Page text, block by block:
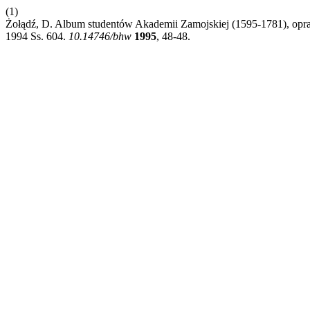
(1)
Żołądź, D. Album studentów Akademii Zamojskiej (1595-1781),
1994 Ss. 604. 10.14746/bhw 1995, 48-48.